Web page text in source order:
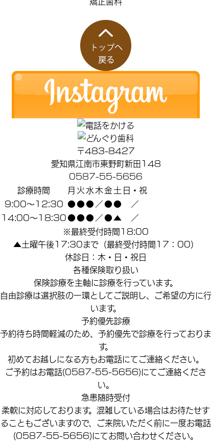
〒483-8427
愛知県江南市東野町新田148
0587-55-5656
診療時間
月 火水木金土 日・祝
9:00～12:30 ●●●／●●
／
14:00～18:30●●●／●▲
／
※最終受付時間18:00
▲土曜午後17:30まで（最終受付時間17：00）
休診日：木・日・祝日
各種保険取り扱い
保険診療を主軸に診療を行っています。
自由診療は選択肢の一環としてご説明し、ご希望の方に行
います。
予約優先診療
予約待ち時間軽減のため、予約優先で診療を行っておりま
す。
初めてお越しになる方もお電話にてご連絡ください。
ご予約はお電話(0587-55-5656)にてご連絡くださ
い。
急患随時受付
柔軟に対応しております。混雑している場合はお待たせす
ることもございますので、ご来院いただく前に一度お電話
(0587-55-5656)にてお問い合わせください。